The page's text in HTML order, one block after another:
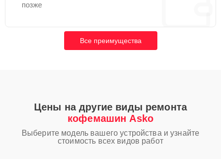
позже
Все преимущества
Цены на другие виды ремонта
кофемашин Asko
Выберите модель вашего устройства и узнайте
стоимость всех видов работ